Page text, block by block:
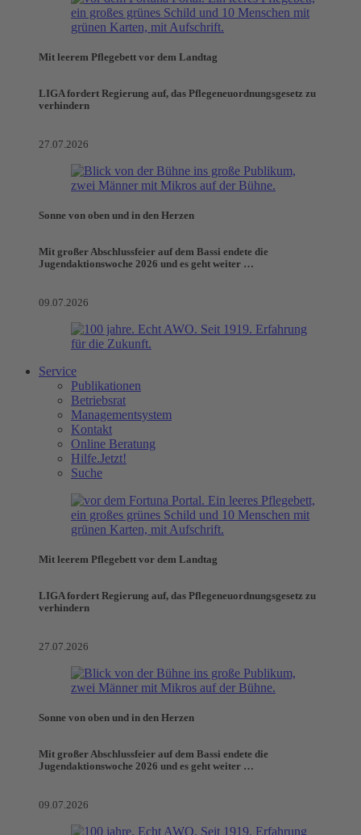
Mit leerem Pflegebett vor dem Landtag
LIGA fordert Regierung auf, das Pflegeneuordnungsgesetz zu
verhindern
27.07.2026
Sonne von oben und in den Herzen
Mit großer Abschlussfeier auf dem Bassi endete die
Jugendaktionswoche 2026 und es geht weiter …
09.07.2026
Service
Publikationen
Betriebsrat
Managementsystem
Kontakt
Online Beratung
Hilfe.Jetzt!
Suche
Mit leerem Pflegebett vor dem Landtag
LIGA fordert Regierung auf, das Pflegeneuordnungsgesetz zu
verhindern
27.07.2026
Sonne von oben und in den Herzen
Mit großer Abschlussfeier auf dem Bassi endete die
Jugendaktionswoche 2026 und es geht weiter …
09.07.2026